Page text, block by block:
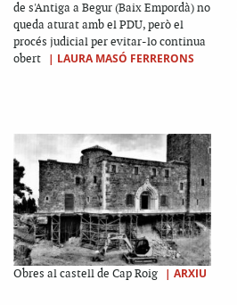
de s'Antiga a Begur (Baix Empordà) no
queda aturat amb el PDU, però el
procés judicial per evitar-lo continua
obert
| LAURA MASÓ FERRERONS
Obres al castell de Cap Roig | ARXIU